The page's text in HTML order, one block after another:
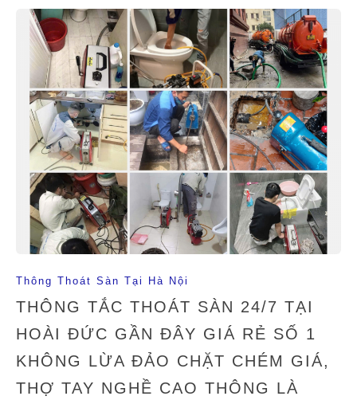
Thông Thoát Sàn Tại Hà Nội
THÔNG TẮC THOÁT SÀN 24/7 TẠI
HOÀI ĐỨC GẦN ĐÂY GIÁ RẺ SỐ 1
KHÔNG LỪA ĐẢO CHẶT CHÉM GIÁ,
THỢ TAY NGHỀ CAO THÔNG LÀ